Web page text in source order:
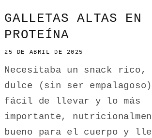
GALLETAS ALTAS EN
PROTEÍNA
25 DE ABRIL DE 2025
Necesitaba un snack rico,
dulce (sin ser
fácil de llevar y lo más
importante,
bueno para el cuerpo y